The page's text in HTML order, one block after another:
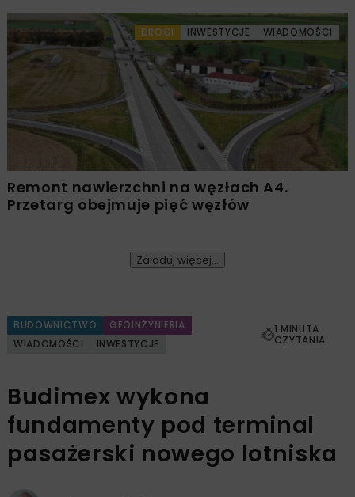
DROGI INWESTYCJE WIADOMOŚCI
Remont nawierzchni na węzłach A4.
Przetarg obejmuje pięć węzłów
Załaduj więcej...
BUDOWNICTWO
GEOINŻYNIERIA
WIADOMOŚCI
INWESTYCJE
1 MINUTA
CZYTANIA
Budimex wykona
fundamenty pod terminal
pasażerski nowego lotniska